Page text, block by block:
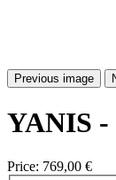
Previous image
YANIS -
Price: 769,00 €